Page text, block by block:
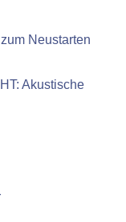
Neustarten
Akustische